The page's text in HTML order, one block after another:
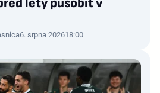
lety působit v
6. srpna 202618:00